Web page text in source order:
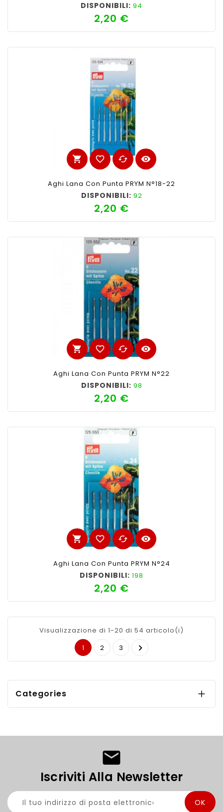
DISPONIBILI: 94
2,20 €
shopping_cart favorite_border cached visibility
Aghi Lana Con Punta PRYM N°18-22
DISPONIBILI: 92
2,20 €
shopping_cart favorite_border cached visibility
Aghi Lana Con Punta PRYM N°22
DISPONIBILI: 98
2,20 €
shopping_cart favorite_border cached visibility
Aghi Lana Con Punta PRYM N°24
DISPONIBILI: 198
2,20 €
Visualizzazione di 1-20 di 54 articolo(i)
1
2 3 
Categories 
Iscriviti Alla Newsletter